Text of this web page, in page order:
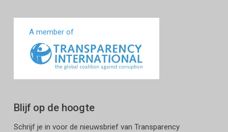
A member of
Blijf op de hoogte
Schrijf je in voor de nieuwsbrief van Transparency